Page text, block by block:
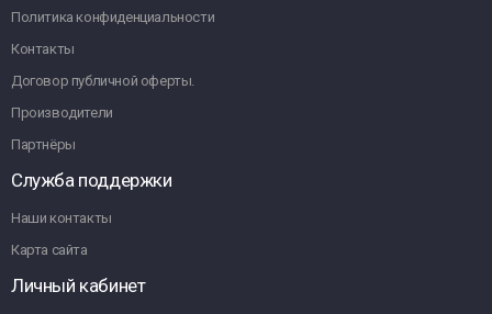
Политика конфиденциальности
Контакты
Договор публичной оферты.
Производители
Партнёры
Служба поддержки
Наши контакты
Карта сайта
Личный кабинет